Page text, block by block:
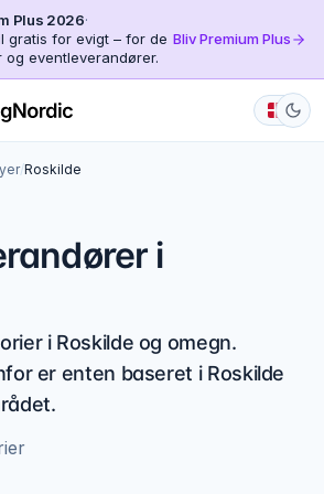
Plus 2026·
gratis for evigt – for de
eventleverandører.
Bliv Premium Plus
/Roskilde
i
i Roskilde og omegn.
er enten baseret i Roskilde